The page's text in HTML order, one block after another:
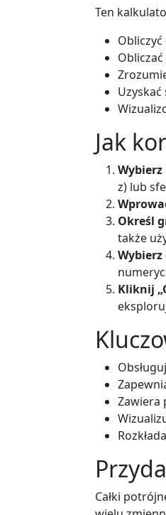
Ten
Uzyskać
Jak
Wybierz
z) lub
Określ
także
Wybierz
Kliknij
Zawiera
Całki